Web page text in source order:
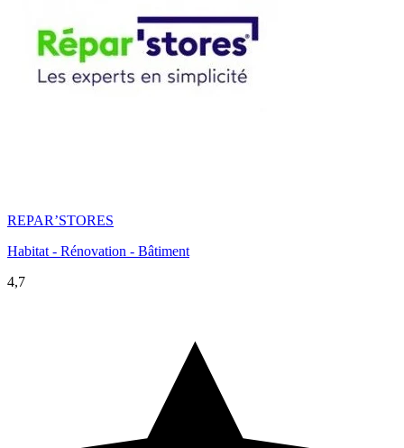
REPAR’STORES
Habitat - Rénovation - Bâtiment
4,7